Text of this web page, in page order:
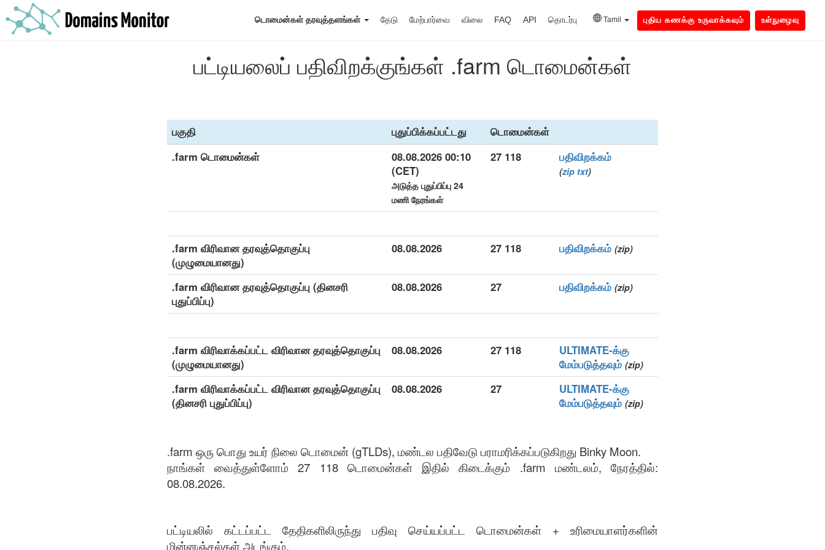
டொமைன்கள் தரவுத்தளங்கள் தேடு மேற்பார்வை விலை FAQ API தொடர்பு Tamil புதிய கணக்கு உருவாக்கவும் உள்நுழைவு
பட்டியலைப் பதிவிறக்குங்கள் .farm டொமைன்கள்
பகுதி புதுப்பிக்கப்பட்டது
டொமைன்கள்
.farm டொமைன்கள்
08.08.2026 00:10
(CET)
அடுத்த புதுப்பிப்பு 24
மணி நேரங்கள்
27 118 பதிவிறக்கம்
(zip txt)
.farm விரிவான தரவுத்தொகுப்பு
(முழுமையானது)
08.08.2026 27 118 பதிவிறக்கம் (zip)
.farm விரிவான தரவுத்தொகுப்பு (தினசரி
புதுப்பிப்பு)
08.08.2026 27 பதிவிறக்கம் (zip)
.farm விரிவாக்கப்பட்ட விரிவான தரவுத்தொகுப்பு
(முழுமையானது)
08.08.2026 27 118
ULTIMATE-க்கு
மேம்படுத்தவும் (zip)
.farm விரிவாக்கப்பட்ட விரிவான தரவுத்தொகுப்பு
(தினசரி புதுப்பிப்பு)
08.08.2026 27
ULTIMATE-க்கு
மேம்படுத்தவும் (zip)
.farm ஒரு பொது உயர் நிலை டொமைன் (gTLDs), மண்டல பதிவேடு பராமரிக்கப்படுகிறது Binky Moon.
நாங்கள் வைத்துள்ளோம் 27 118 டொமைன்கள் இதில் கிடைக்கும் .farm மண்டலம், நேரத்தில்:
08.08.2026.
பட்டியலில் கட்டப்பட்ட தேதிகளிலிருந்து பதிவு செய்யப்பட்ட டொமைன்கள் + உரிமையாளர்களின்
மின்னஞ்சல்கள் அடங்கும்.